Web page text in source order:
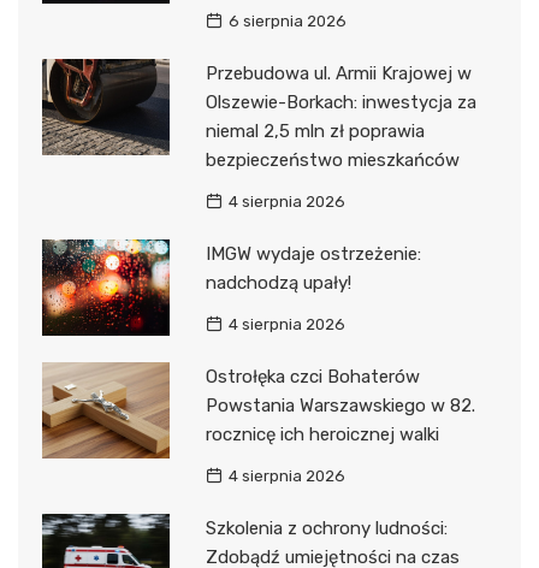
6 sierpnia 2026
Przebudowa ul. Armii Krajowej w
Olszewie-Borkach: inwestycja za
niemal 2,5 mln zł poprawia
bezpieczeństwo mieszkańców
4 sierpnia 2026
IMGW wydaje ostrzeżenie:
nadchodzą upały!
4 sierpnia 2026
Ostrołęka czci Bohaterów
Powstania Warszawskiego w 82.
rocznicę ich heroicznej walki
4 sierpnia 2026
Szkolenia z ochrony ludności:
Zdobądź umiejętności na czas